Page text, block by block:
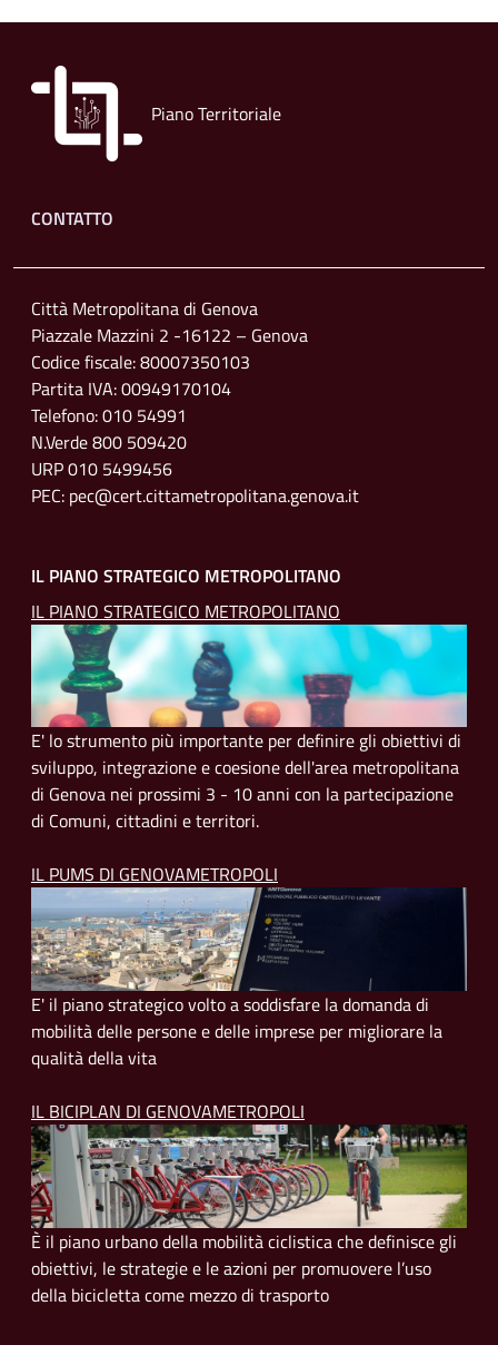
Piano Territoriale
Footer menu
CONTATTO
Città Metropolitana di Genova
Piazzale Mazzini 2 -16122 – Genova
Codice fiscale: 80007350103
Partita IVA: 00949170104
Telefono: 010 54991
N.Verde 800 509420
URP 010 5499456
PEC: pec@cert.cittametropolitana.genova.it
IL PIANO STRATEGICO METROPOLITANO
IL PIANO STRATEGICO METROPOLITANO
E' lo strumento più importante per definire gli obiettivi di
sviluppo, integrazione e coesione dell'area metropolitana
di Genova nei prossimi 3 - 10 anni con la partecipazione
di Comuni, cittadini e territori.
IL PUMS DI GENOVAMETROPOLI
E' il piano strategico volto a soddisfare la domanda di
mobilità delle persone e delle imprese per migliorare la
qualità della vita
IL BICIPLAN DI GENOVAMETROPOLI
È il piano urbano della mobilità ciclistica che definisce gli
obiettivi, le strategie e le azioni per promuovere l’uso
della bicicletta come mezzo di trasporto